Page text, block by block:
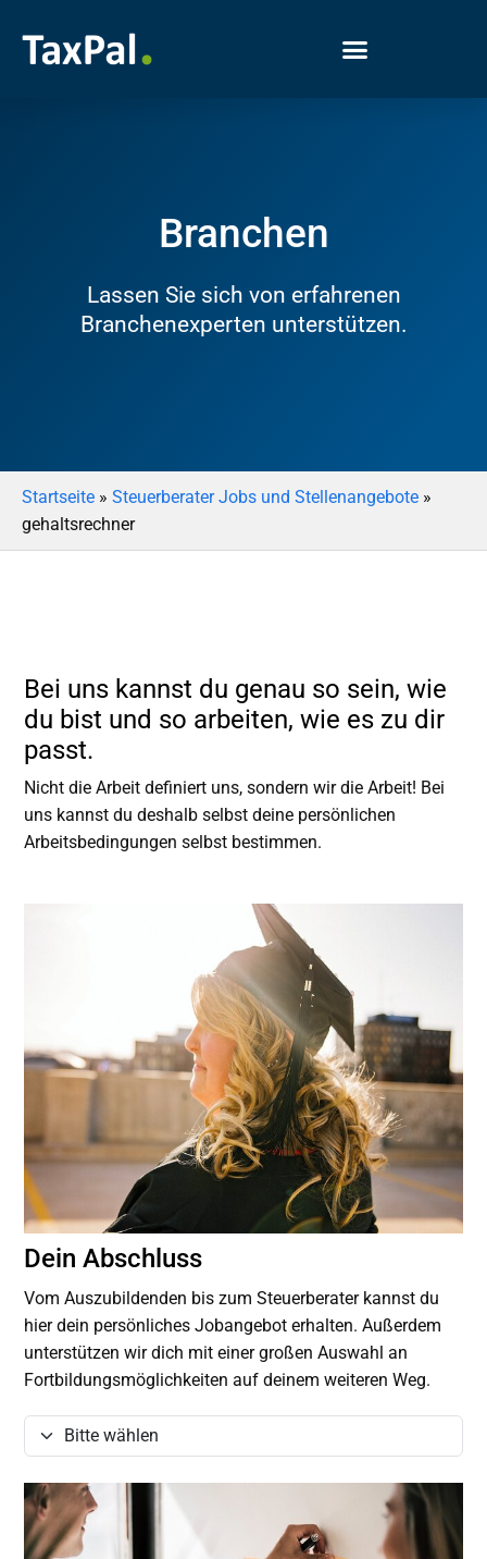
Branchen
Lassen Sie sich von erfahrenen
Branchenexperten unterstützen.
Startseite » Steuerberater Jobs und Stellenangebote »
gehaltsrechner
Bei uns kannst du genau so sein, wie
du bist und so arbeiten, wie es zu dir
passt.
Nicht die Arbeit definiert uns, sondern wir die Arbeit! Bei
uns kannst du deshalb selbst deine persönlichen
Arbeitsbedingungen selbst bestimmen.
Dein Abschluss
Vom Auszubildenden bis zum Steuerberater kannst du
hier dein persönliches Jobangebot erhalten. Außerdem
unterstützen wir dich mit einer großen Auswahl an
Fortbildungsmöglichkeiten auf deinem weiteren Weg.